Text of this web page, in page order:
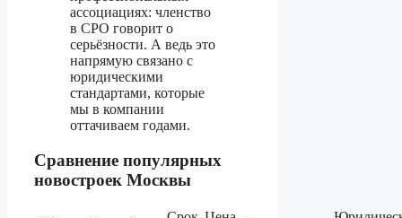
ассоциациях: членство
в СРО говорит о
серьёзности. А ведь это
напрямую связано с
юридическими
стандартами, которые
мы в компании
оттачиваем годами.
Сравнение популярных
новостроек Москвы